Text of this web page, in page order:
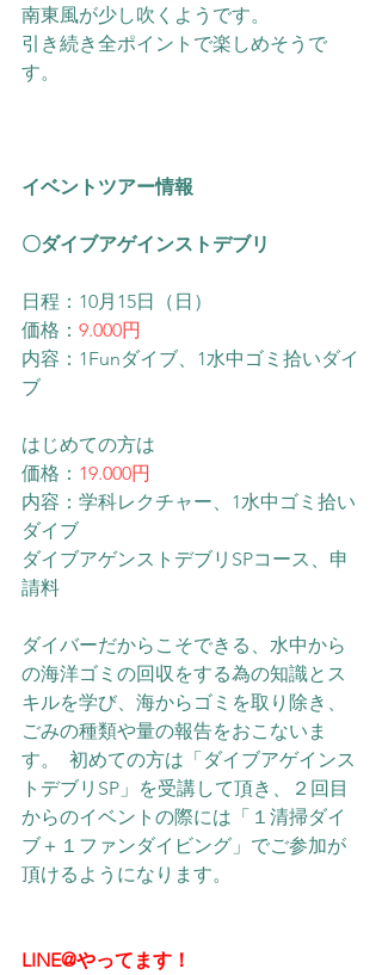
南東風が少し吹くようです。
引き続き全ポイントで楽しめそうで
す。
イベントツアー情報
〇ダイブアゲインストデブリ
日程：10月15日（日）
価格： 9.000円
内容：1Funダイブ、1水中ゴミ拾いダイ
ブ
はじめての方は
価格： 19.000円
内容：学科レクチャー、1水中ゴミ拾い
ダイブ
ダイブアゲンストデブリSPコース、申
請料
ダイバーだからこそできる、水中から
の海洋ゴミの回収をする為の知識とス
キルを学び、海からゴミを取り除き、
ごみの種類や量の報告をおこないま
す。  初めての方は「ダイブアゲインス
トデブリSP」を受講して頂き、２回目
からのイベントの際には「１清掃ダイ
ブ＋１ファンダイビング」でご参加が
頂けるようになります。
LINE@やってます！